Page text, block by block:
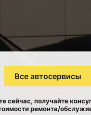
Все автосервисы
сейчас, получайте
ремонта/